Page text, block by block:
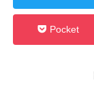
Pocket